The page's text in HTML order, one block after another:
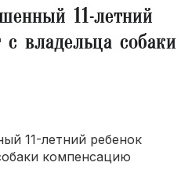
11-летний
владельца собаки